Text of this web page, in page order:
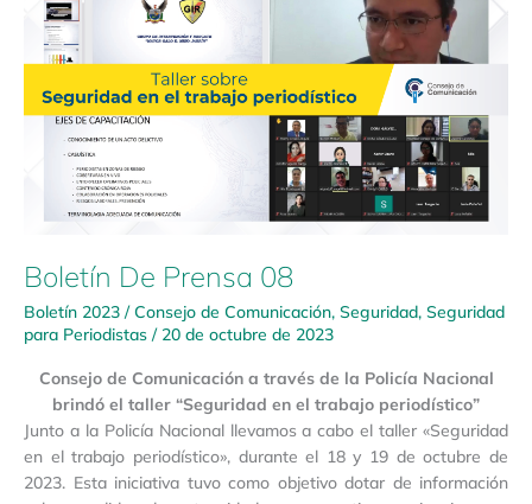
Boletín De Prensa 08
Boletín 2023 /Consejo de Comunicación, Seguridad, Seguridad
para Periodistas / 20 de octubre de 2023
Consejo de Comunicación a través de la Policía Nacional
brindó el taller “Seguridad en el trabajo periodístico”
Junto a la Policía Nacional llevamos a cabo el taller «Seguridad
en el trabajo periodístico», durante el 18 y 19 de octubre de
2023. Esta iniciativa tuvo como objetivo dotar de información
Prensa